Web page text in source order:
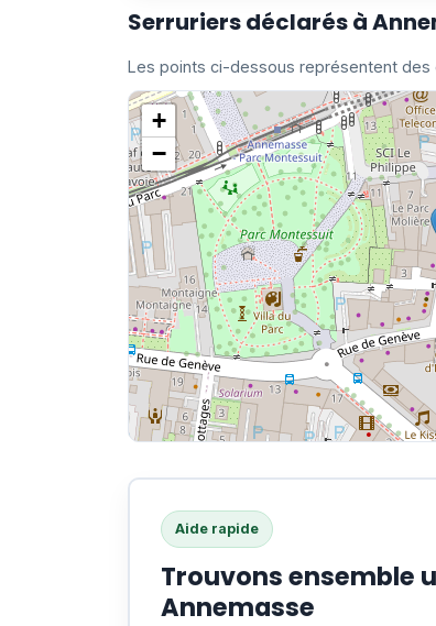
Serruriers déclarés à
Les points ci-dessous représentent
+
−
Aide rapide
Trouvons ensemble
Annemasse